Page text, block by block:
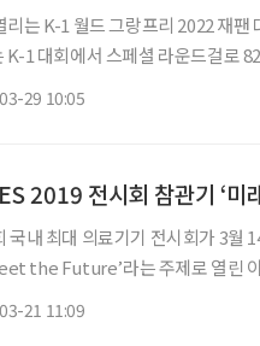
리는 K-1 월드 그랑프리 2022 재팬
K-1 대회에서 스페셜 라운드걸로
29 10:05
2019 전시회 참관기 ‘미
국내 최대 의료기기 전시회가 3월
the Future’라는 주제로 열린
21 11:09